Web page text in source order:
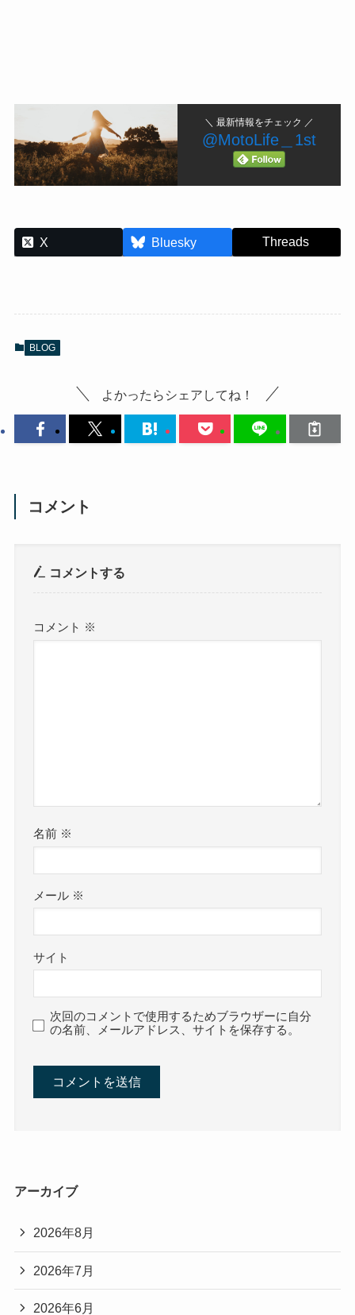
＼ 最新情報をチェック ／
@MotoLife＿1st
X Bluesky Threads
BLOG
よかったらシェアしてね！
コメント
コメントする
コメント ※
名前 ※
メール ※
サイト
次回のコメントで使用するためブラウザーに自分
の名前、メールアドレス、サイトを保存する。
アーカイブ
2026年8月
2026年7月
2026年6月